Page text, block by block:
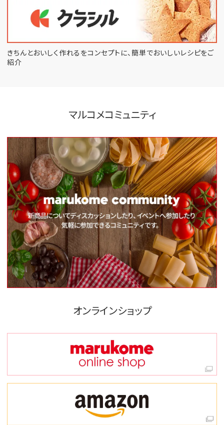
きちんとおいしく作れるをコンセプトに、 簡単でおいしいレシピをご
紹介
マルコメコミュニティ
オンラインショップ